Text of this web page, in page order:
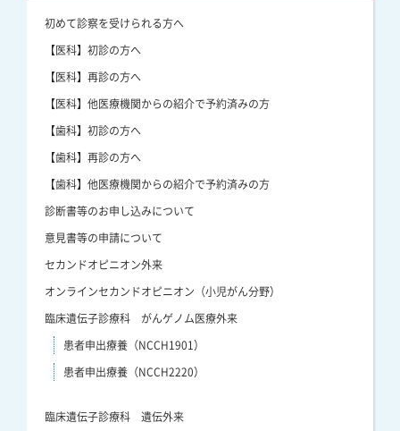
初めて診察を受けられる方へ
【医科】初診の方へ
【医科】再診の方へ
【医科】他医療機関からの紹介で予約済みの方
【歯科】初診の方へ
【歯科】再診の方へ
【歯科】他医療機関からの紹介で予約済みの方
診断書等のお申し込みについて
意見書等の申請について
セカンドオピニオン外来
オンラインセカンドオピニオン（小児がん分野）
臨床遺伝子診療科 がんゲノム医療外来
患者申出療養（NCCH1901）
患者申出療養（NCCH2220）
臨床遺伝子診療科 遺伝外来